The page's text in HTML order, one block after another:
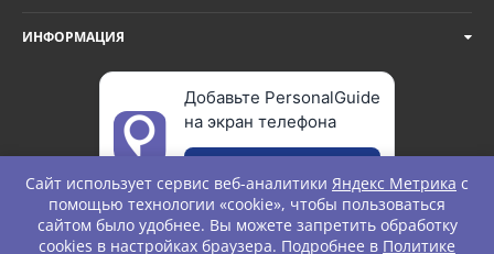
ИНФОРМАЦИЯ
Добавьте PersonalGuide
на экран телефона
© Personal Guide. All rights Reserved.
Сайт использует сервис веб-аналитики Яндекс Метрика с
помощью технологии «cookie», чтобы пользоваться
сайтом было удобнее. Вы можете запретить обработку
cookies в настройках браузера. Подробнее в Политике